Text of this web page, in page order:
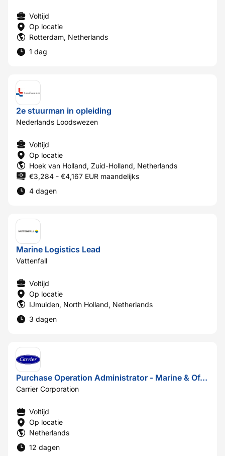
Voltijd
Op locatie
Rotterdam, Netherlands
1 dag
2e stuurman in opleiding
Nederlands Loodswezen
Voltijd
Op locatie
Hoek van Holland, Zuid-Holland, Netherlands
€3,284 - €4,167 EUR maandelijks
4 dagen
Marine Logistics Lead
Vattenfall
Voltijd
Op locatie
IJmuiden, North Holland, Netherlands
3 dagen
Purchase Operation Administrator - Marine & Offshore
Carrier Corporation
Voltijd
Op locatie
Netherlands
12 dagen